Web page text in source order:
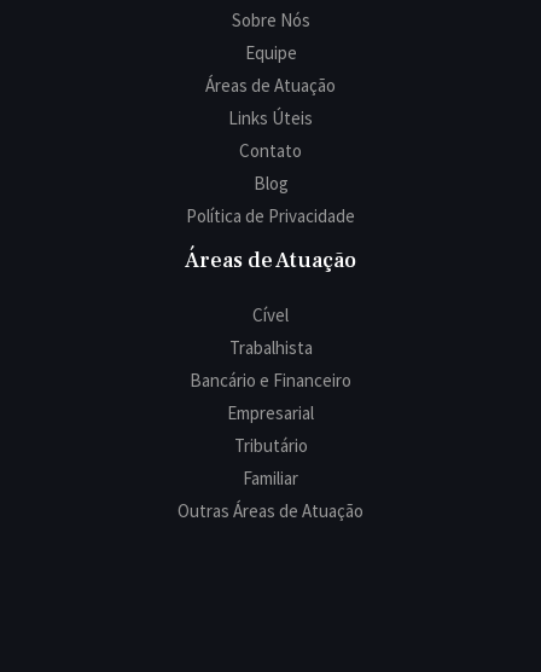
Sobre Nós
Equipe
Áreas de Atuação
Links Úteis
Contato
Blog
Política de Privacidade
Áreas de Atuação
Cível
Trabalhista
Bancário e Financeiro
Empresarial
Tributário
Familiar
Outras Áreas de Atuação